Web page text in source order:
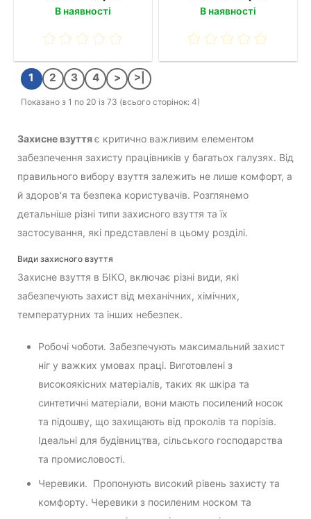
В наявності В наявності
1 2 3 4 > >|
Показано з 1 по 20 із 73 (всього сторінок: 4)
Захисне взуттяє критично важливим елементом
забезпечення захисту працівників у багатьох галузях. Від
правильного вибору взуття залежить не лише комфорт, а
й здоров'я та безпека користувачів. Розглянемо
детальніше різні типи захисного взуття та їх
застосування, які представлені в цьому розділі.
Види захисного взуття
Захисне взуття в БІКО, включає різні види, які
забезпечують захист від механічних, хімічних,
температурних та інших небезпек.
Робочі чоботи. Забезпечують максимальний захист
ніг у важких умовах праці. Виготовлені з
високоякісних матеріалів, таких як шкіра та
синтетичні матеріали, вони мають посилений носок
та підошву, що захищають від проколів та порізів.
Ідеальні для будівництва, сільського господарства
та промисловості.
Черевики. Пропонують високий рівень захисту та
комфорту. Черевики з посиленим носком та